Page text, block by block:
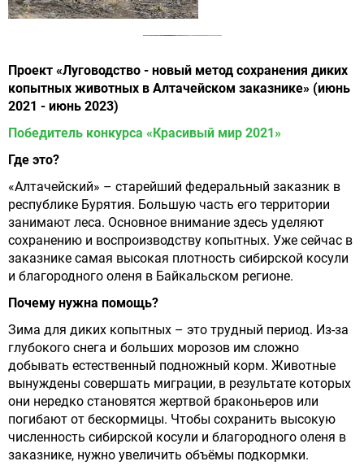
Проект «Луговодство - новый метод сохранения диких
копытных животных в Алтачейском заказнике» (июнь
2021 - июнь 2023)
Победитель конкурса «Красивый мир 2021»
Где это?
«Алтачейский» – старейший федеральный заказник в
республике Бурятия. Большую часть его территории
занимают леса. Основное внимание здесь уделяют
сохранению и воспроизводству копытных. Уже сейчас в
заказнике самая высокая плотность сибирской косули
и благородного оленя в Байкальском регионе.
Почему нужна помощь?
Зима для диких копытных – это трудный период. Из-за
глубокого снега и больших морозов им сложно
добывать естественный подножный корм. Животные
вынуждены совершать миграции, в результате которых
они нередко становятся жертвой браконьеров или
погибают от бескормицы. Чтобы сохранить высокую
численность сибирской косули и благородного оленя в
заказнике, нужно увеличить объёмы подкормки.